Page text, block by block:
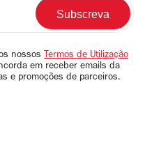
nossos Termos de Utilização
em receber emails da
e promoções de parceiros.